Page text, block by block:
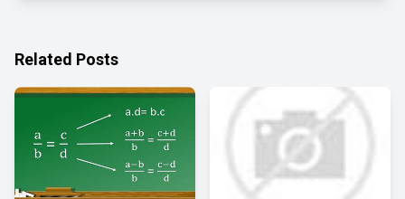
Related Posts